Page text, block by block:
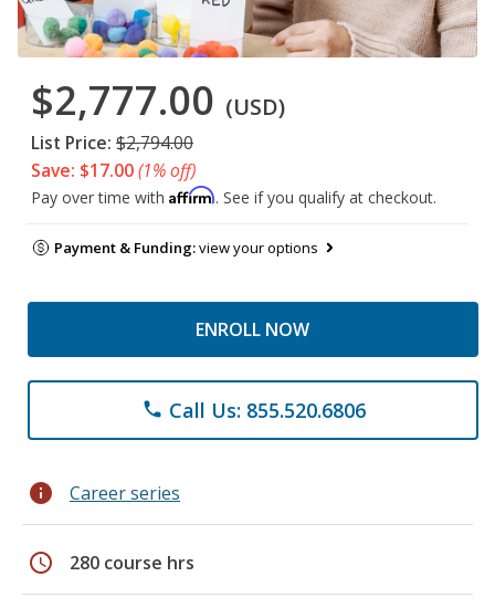
$2,777.00 (USD)
List Price: $2,794.00
Save: $17.00(1% off)
Pay over time with Affirm. See if you qualify at checkout.
Payment & Funding:view your options
ENROLL NOW
phone Call Us: 855.520.6806
info Career series
schedule 280 course hrs